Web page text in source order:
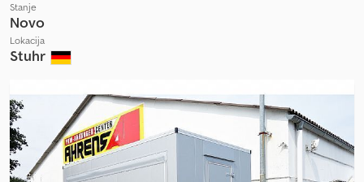
Stanje
Novo
Lokacija
Stuhr